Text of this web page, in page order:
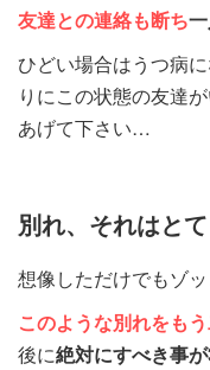
友達との連絡も断ち
ひどい場合はうつ病
りにこの状態の友達
あげて下さい…
別れ、それはと
想像しただけでもゾ
このような別れをもう
後に絶対にすべき事が